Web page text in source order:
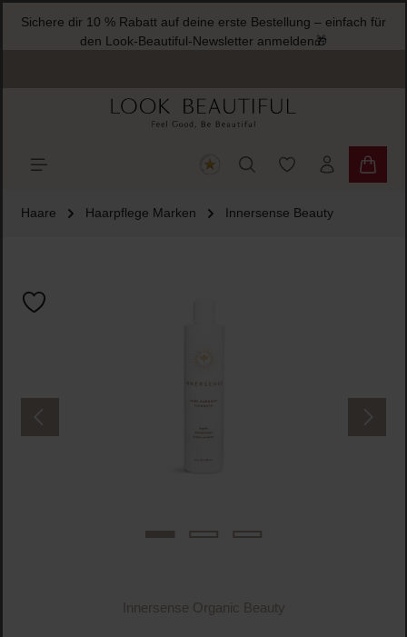
springen
Sichere dir 10 % Rabatt auf deine erste Bestellung – einfach für
den Look-Beautiful-Newsletter anmelden🎁
Du hast 0
Haare Haarpflege Marken Innersense Beauty
Innersense Organic Beauty